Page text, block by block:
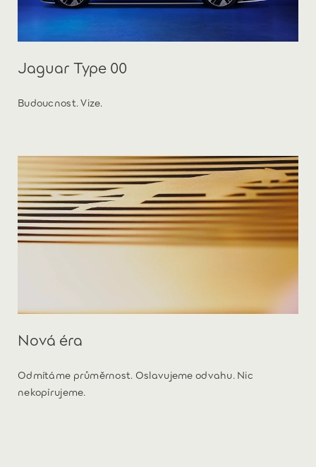
Jaguar Type 00
Budoucnost. Vize.
Nová éra
Odmítáme průměrnost. Oslavujeme odvahu. Nic
nekopírujeme.